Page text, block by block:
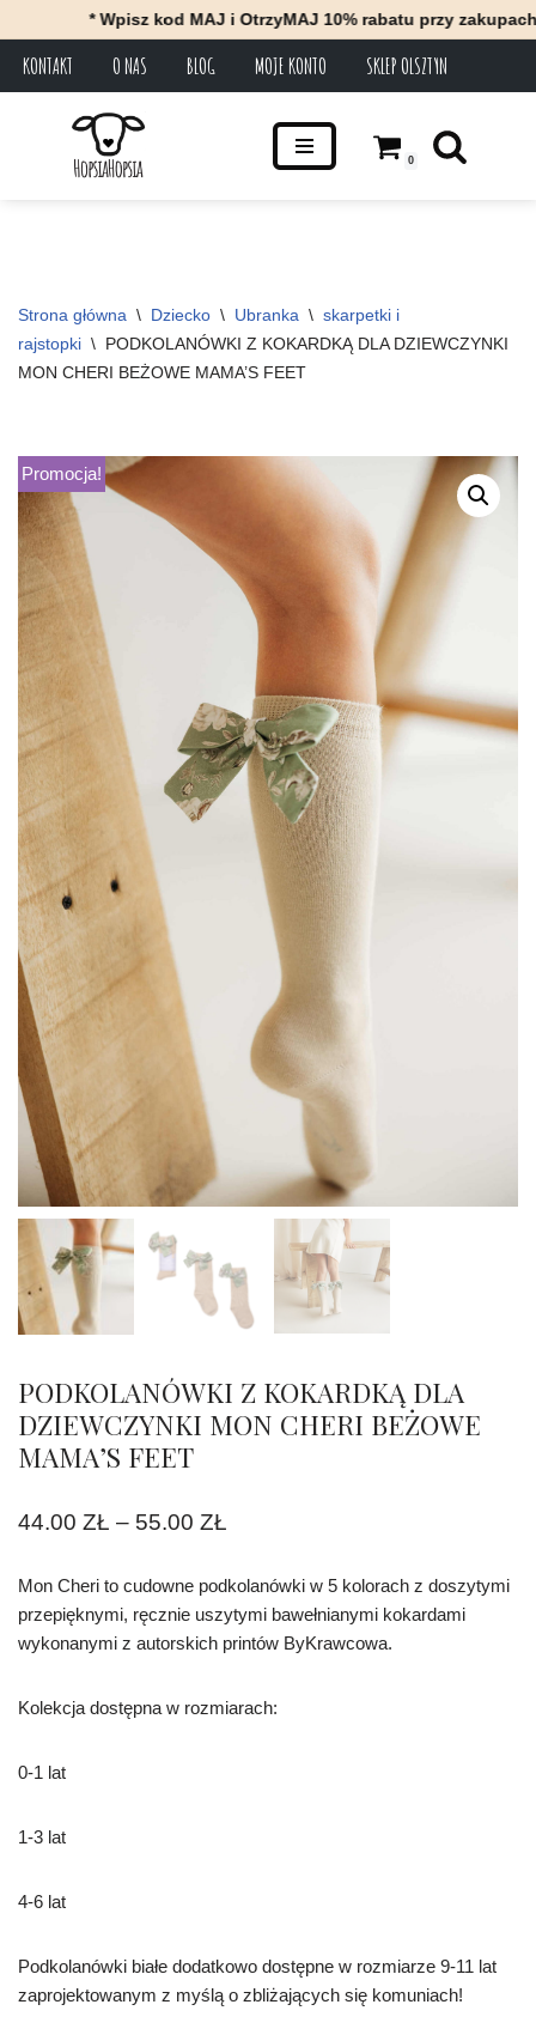
* Wpisz kod MAJ i OtrzyMAJ 10% rabatu przy zakupach za
KONTAKT O NAS BLOG MOJE KONTO SKLEP OLSZTYN
0
Strona główna \ Dziecko \ Ubranka \ skarpetki i
rajstopki \ PODKOLANÓWKI Z KOKARDKĄ DLA DZIEWCZYNKI
MON CHERI BEŻOWE MAMA’S FEET
Promocja!
PODKOLANÓWKI Z KOKARDKĄ DLA
DZIEWCZYNKI MON CHERI BEŻOWE
MAMA’S FEET
44.00 ZŁ – 55.00 ZŁ
Mon Cheri to cudowne podkolanówki w 5 kolorach z doszytymi
przepięknymi, ręcznie uszytymi bawełnianymi kokardami
wykonanymi z autorskich printów ByKrawcowa.
Kolekcja dostępna w rozmiarach:
0-1 lat
1-3 lat
4-6 lat
Podkolanówki białe dodatkowo dostępne w rozmiarze 9-11 lat
zaprojektowanym z myślą o zbliżających się komuniach!